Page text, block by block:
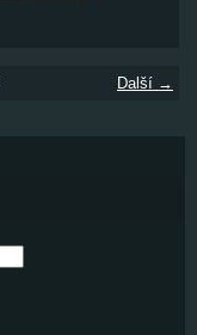
Další →